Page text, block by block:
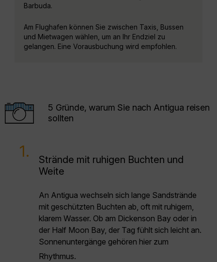
Barbuda.
Am Flughafen können Sie zwischen Taxis, Bussen
und Mietwagen wählen, um an Ihr Endziel zu
gelangen. Eine Vorausbuchung wird empfohlen.
5 Gründe, warum Sie nach Antigua reisen
sollten
1.
Strände mit ruhigen Buchten und
Weite
An Antigua wechseln sich lange Sandstrände
mit geschützten Buchten ab, oft mit ruhigem,
klarem Wasser. Ob am Dickenson Bay oder in
der Half Moon Bay, der Tag fühlt sich leicht an.
Sonnenuntergänge gehören hier zum
Rhythmus.